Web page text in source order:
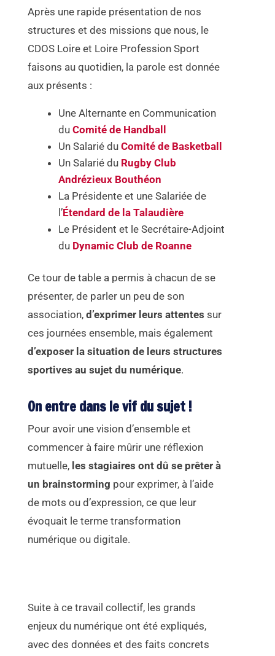
Après une rapide présentation de nos
structures et des missions que nous, le
CDOS Loire et Loire Profession Sport
faisons au quotidien, la parole est donnée
aux présents :
Une Alternante en Communication
duComité de Handball
Un Salarié duComité de Basketball
Un Salarié du Rugby Club
Andrézieux Bouthéon
La Présidente et une Salariée de
l’Étendard de la Talaudière
Le Président et le Secrétaire-Adjoint
du Dynamic Club de Roanne
Ce tour de table a permis à chacun de se
présenter, de parler un peu de son
association,d’exprimer leurs attentes sur
ces journées ensemble, mais également
d’exposer la situation de leurs structures
sportives au sujet du numérique.
On entre dans le vif du sujet !
Pour avoir une vision d’ensemble et
commencer à faire mûrir une réflexion
mutuelle, les stagiaires ont dû se prêter à
un brainstorming pour exprimer, à l’aide
de mots ou d’expression, ce que leur
évoquait le terme transformation
numérique ou digitale.
Suite à ce travail collectif, les grands
enjeux du numérique ont été expliqués,
avec des données et des faits concrets